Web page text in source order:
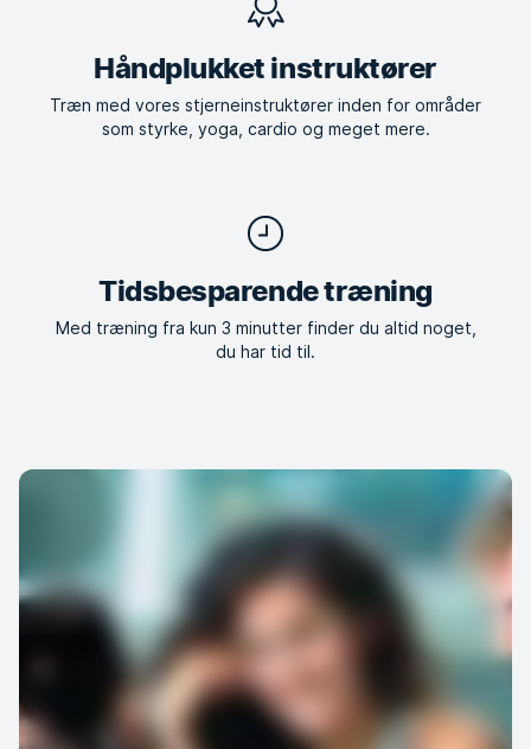
Håndplukket instruktører
Træn med vores stjerneinstruktører inden for områder
som styrke, yoga, cardio og meget mere.
Tidsbesparende træning
Med træning fra kun 3 minutter finder du altid noget,
du har tid til.